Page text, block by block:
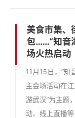
美食市集、
包……“知音
场火热启动
11月15日，“知
主会场活动在
游武汉”为主题
动、线上直播